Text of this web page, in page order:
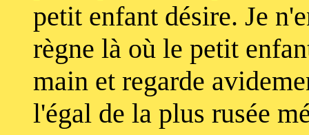
petit enfant désire. Je
règne là où le petit
main et regarde
l'égal de la plus rusée